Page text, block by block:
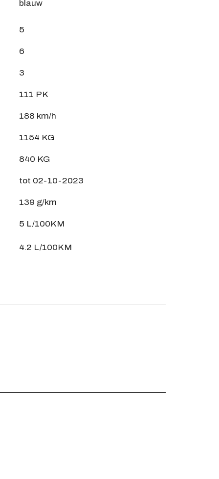
blauw
5
6
3
111 PK
188 km/h
1154 KG
840 KG
tot 02-10-2023
139 g/km
5 L/100KM
4.2 L/100KM